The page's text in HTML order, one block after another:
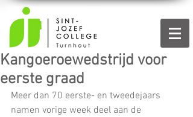
Kangoeroewedstrijd voor
eerste graad
Meer dan 70 eerste- en tweedejaars
namen vorige week deel aan de